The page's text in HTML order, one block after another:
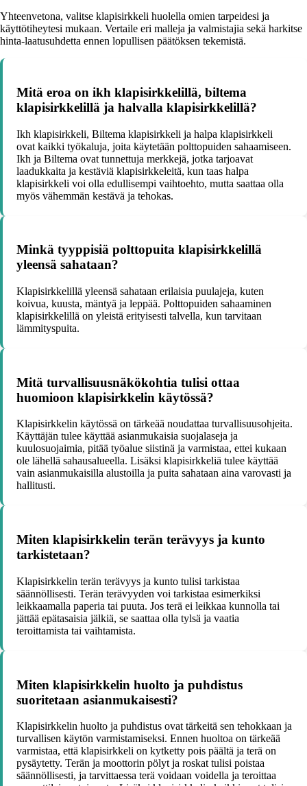
Yhteenvetona, valitse klapisirkkeli huolella omien tarpeidesi ja
käyttötiheytesi mukaan. Vertaile eri malleja ja valmistajia sekä harkitse
hinta-laatusuhdetta ennen lopullisen päätöksen tekemistä.
Mitä eroa on ikh klapisirkkelillä, biltema
klapisirkkelillä ja halvalla klapisirkkelillä?
Ikh klapisirkkeli, Biltema klapisirkkeli ja halpa klapisirkkeli
ovat kaikki työkaluja, joita käytetään polttopuiden sahaamiseen.
Ikh ja Biltema ovat tunnettuja merkkejä, jotka tarjoavat
laadukkaita ja kestäviä klapisirkkeleitä, kun taas halpa
klapisirkkeli voi olla edullisempi vaihtoehto, mutta saattaa olla
myös vähemmän kestävä ja tehokas.
Minkä tyyppisiä polttopuita klapisirkkelillä
yleensä sahataan?
Klapisirkkelillä yleensä sahataan erilaisia puulajeja, kuten
koivua, kuusta, mäntyä ja leppää. Polttopuiden sahaaminen
klapisirkkelillä on yleistä erityisesti talvella, kun tarvitaan
lämmityspuita.
Mitä turvallisuusnäkökohtia tulisi ottaa
huomioon klapisirkkelin käytössä?
Klapisirkkelin käytössä on tärkeää noudattaa turvallisuusohjeita.
Käyttäjän tulee käyttää asianmukaisia suojalaseja ja
kuulosuojaimia, pitää työalue siistinä ja varmistaa, ettei kukaan
ole lähellä sahausalueella. Lisäksi klapisirkkeliä tulee käyttää
vain asianmukaisilla alustoilla ja puita sahataan aina varovasti ja
hallitusti.
Miten klapisirkkelin terän terävyys ja kunto
tarkistetaan?
Klapisirkkelin terän terävyys ja kunto tulisi tarkistaa
säännöllisesti. Terän terävyyden voi tarkistaa esimerkiksi
leikkaamalla paperia tai puuta. Jos terä ei leikkaa kunnolla tai
jättää epätasaisia jälkiä, se saattaa olla tylsä ja vaatia
teroittamista tai vaihtamista.
Miten klapisirkkelin huolto ja puhdistus
suoritetaan asianmukaisesti?
Klapisirkkelin huolto ja puhdistus ovat tärkeitä sen tehokkaan ja
turvallisen käytön varmistamiseksi. Ennen huoltoa on tärkeää
varmistaa, että klapisirkkeli on kytketty pois päältä ja terä on
pysäytetty. Terän ja moottorin pölyt ja roskat tulisi poistaa
säännöllisesti, ja tarvittaessa terä voidaan voidella ja teroittaa